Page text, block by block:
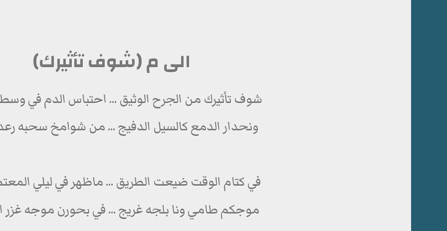
الى م (شوف تأثيرك)
شوف تأثيرك من الجرح الوثيق ... احتباس الدم في
ونحدار الدمع كالسيل الدفيج ... من شوامخ سحبه
في كتام الوقت ضيعت الطريق ... ماظهر في ليلي
موجكم طامي ونا بلجه غريج ... في بحورن موجه غزر